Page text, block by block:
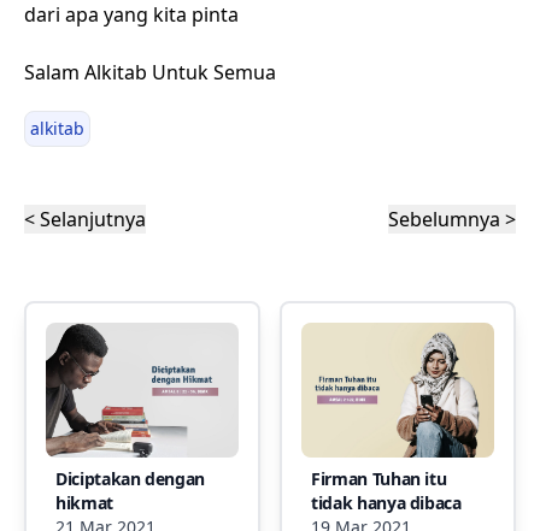
dari apa yang kita pinta
Salam Alkitab Untuk Semua
alkitab
< Selanjutnya Sebelumnya >
Diciptakan dengan
hikmat
Firman Tuhan itu
tidak hanya dibaca